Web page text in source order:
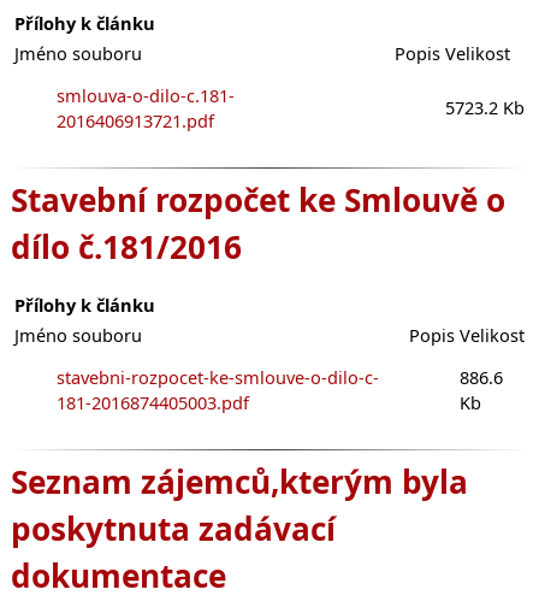
Přílohy k článku
Jméno souboru
Popis Velikost
smlouva-o-dilo-c.181-
2016406913721.pdf
5723.2 Kb
Stavební rozpočet ke Smlouvě o
dílo č.181/2016
Přílohy k článku
Jméno souboru
Popis Velikost
stavebni-rozpocet-ke-smlouve-o-dilo-c-
181-2016874405003.pdf
886.6
Kb
Seznam zájemců,kterým byla
poskytnuta zadávací
dokumentace